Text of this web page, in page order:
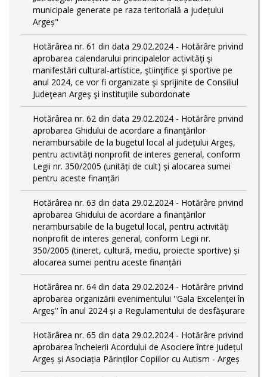
municipale generate pe raza teritorială a județului
Argeș"
Hotărârea nr. 61 din data 29.02.2024 - Hotărâre privind
aprobarea calendarului principalelor activităţi şi
manifestări cultural-artistice, ştiinţifice şi sportive pe
anul 2024, ce vor fi organizate şi sprijinite de Consiliul
Judeţean Argeş şi instituţiile subordonate
Hotărârea nr. 62 din data 29.02.2024 - Hotărâre privind
aprobarea Ghidului de acordare a finanţărilor
nerambursabile de la bugetul local al județului Argeș,
pentru activităţi nonprofit de interes general, conform
Legii nr. 350/2005 (unități de cult) și alocarea sumei
pentru aceste finanțări
Hotărârea nr. 63 din data 29.02.2024 - Hotărâre privind
aprobarea Ghidului de acordare a finanţărilor
nerambursabile de la bugetul local, pentru activităţi
nonprofit de interes general, conform Legii nr.
350/2005 (tineret, cultură, mediu, proiecte sportive) și
alocarea sumei pentru aceste finanțări
Hotărârea nr. 64 din data 29.02.2024 - Hotărâre privind
aprobarea organizării evenimentului ''Gala Excelenței în
Argeș'' în anul 2024 și a Regulamentului de desfășurare
Hotărârea nr. 65 din data 29.02.2024 - Hotărâre privind
aprobarea încheierii Acordului de Asociere între Județul
Argeș și Asociația Părinților Copiilor cu Autism - Argeș